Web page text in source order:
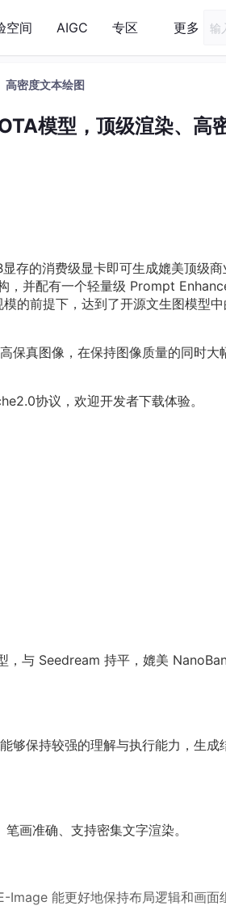
空间 AIGC 专区 更多
高密度文本绘图
模型，顶级渲染、高
存的消费级显卡即可生成媲美顶级商
并配有一个轻量级 Prompt
的前提下，达到了开源文生图模型中
保真图像，在保持图像质量的同时大
协议，欢迎开发者下载体验。
，与 Seedream 持平，媲美
够保持较强的理解与执行能力，生成
画准确、支持密集文字渲染。
Image 能更好地保持布局逻辑和画面